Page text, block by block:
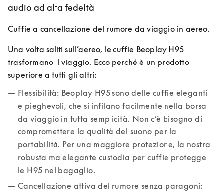
audio ad alta fedeltà
Cuffie a cancellazione del rumore da viaggio in aereo.
Una volta saliti sull’aereo, le cuffie Beoplay H95
trasformano il viaggio. Ecco perché è un prodotto
superiore a tutti gli altri:
Flessibilità: Beoplay H95 sono delle cuffie eleganti
e pieghevoli, che si infilano facilmente nella borsa
da viaggio in tutta semplicità. Non c’è bisogno di
compromettere la qualità del suono per la
portabilità. Per una maggiore protezione, la nostra
robusta ma elegante custodia per cuffie protegge
le H95 nel bagaglio.
Cancellazione attiva del rumore senza paragoni: